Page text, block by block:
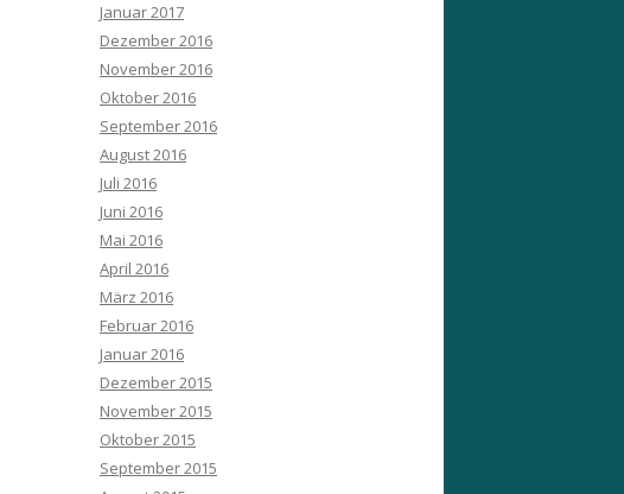
Januar 2017
Dezember 2016
November 2016
Oktober 2016
September 2016
August 2016
Juli 2016
Juni 2016
Mai 2016
April 2016
März 2016
Februar 2016
Januar 2016
Dezember 2015
November 2015
Oktober 2015
September 2015